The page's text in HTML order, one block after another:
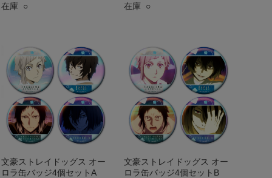
在庫 ○
在庫 ○
文豪ストレイドッグス オー
ロラ缶バッジ4個セットA
文豪ストレイドッグス オー
ロラ缶バッジ4個セットB